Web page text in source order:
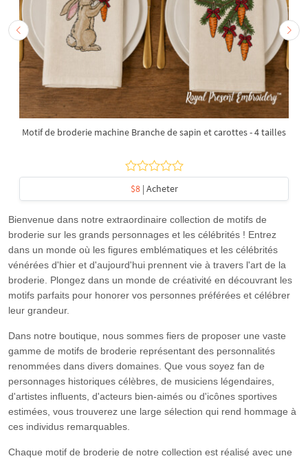
Motif de broderie machine Branche de sapin et carottes - 4 tailles
$8| Acheter
Bienvenue dans notre extraordinaire collection de motifs de
broderie sur les grands personnages et les célébrités ! Entrez
dans un monde où les figures emblématiques et les célébrités
vénérées d'hier et d'aujourd'hui prennent vie à travers l'art de la
broderie. Plongez dans un monde de créativité en découvrant les
motifs parfaits pour honorer vos personnes préférées et célébrer
leur grandeur.
Dans notre boutique, nous sommes fiers de proposer une vaste
gamme de motifs de broderie représentant des personnalités
renommées dans divers domaines. Que vous soyez fan de
personnages historiques célèbres, de musiciens légendaires,
d'artistes influents, d'acteurs bien-aimés ou d'icônes sportives
estimées, vous trouverez une large sélection qui rend hommage à
ces individus remarquables.
Chaque motif de broderie de notre collection est réalisé avec une